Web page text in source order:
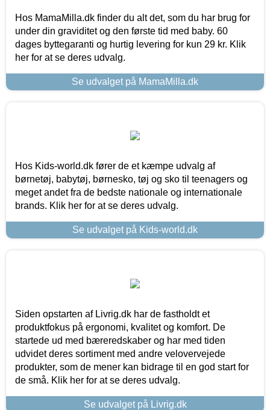
Hos MamaMilla.dk finder du alt det, som du har brug for
under din graviditet og den første tid med baby. 60
dages byttegaranti og hurtig levering for kun 29 kr. Klik
her for at se deres udvalg.
Se udvalget på MamaMilla.dk
Hos Kids-world.dk fører de et kæmpe udvalg af
børnetøj, babytøj, børnesko, tøj og sko til teenagers og
meget andet fra de bedste nationale og internationale
brands. Klik her for at se deres udvalg.
Se udvalget på Kids-world.dk
Siden opstarten af Livrig.dk har de fastholdt et
produktfokus på ergonomi, kvalitet og komfort. De
startede ud med bæreredskaber og har med tiden
udvidet deres sortiment med andre velovervejede
produkter, som de mener kan bidrage til en god start for
de små. Klik her for at se deres udvalg.
Se udvalget på Livrig.dk